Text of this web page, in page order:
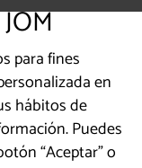
para fines
en
hábitos de
Puedes
“Aceptar” o